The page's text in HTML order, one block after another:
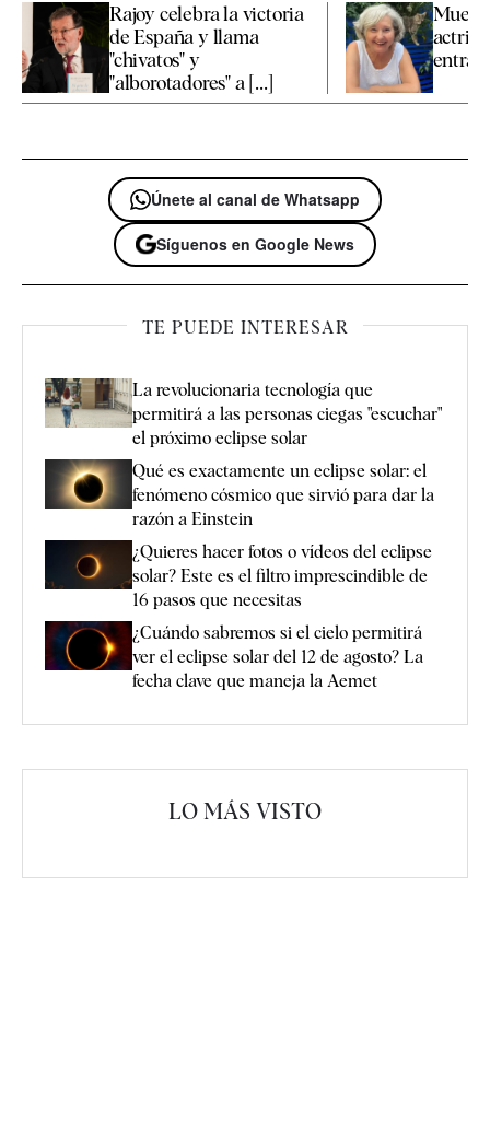
Rajoy celebra la victoria
de España y llama
"chivatos" y
"alborotadores" a [...]
Muere
actriz
Únete al canal de Whatsapp
Síguenos en Google News
TE PUEDE INTERESAR
La revolucionaria tecnología que
permitirá a las personas ciegas "escuchar"
el próximo eclipse solar
Qué es exactamente un eclipse solar: el
fenómeno cósmico que sirvió para dar la
razón a Einstein
¿Quieres hacer fotos o vídeos del eclipse
solar? Este es el filtro imprescindible de
16 pasos que necesitas
¿Cuándo sabremos si el cielo permitirá
ver el eclipse solar del 12 de agosto? La
fecha clave que maneja la Aemet
LO MÁS VISTO